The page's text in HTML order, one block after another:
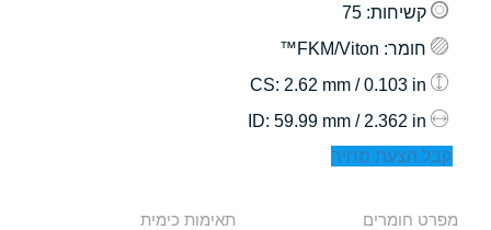
קשיחות: 75
חומר: FKM/Viton™
: 2.62 mm / 0.103 in
: 59.99 mm / 2.362 in
קבל הצעת מחיר
מפרט חומרים תאימות כימית